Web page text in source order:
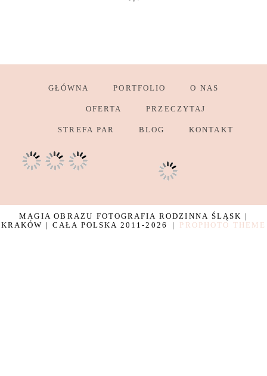
GŁÓWNA PORTFOLIO O NAS
OFERTA PRZECZYTAJ
STREFA PAR BLOG KONTAKT
MAGIA OBRAZU FOTOGRAFIA RODZINNA ŚLĄSK |
KRAKÓW | CAŁA POLSKA 2011-2026
| PROPHOTO THEME